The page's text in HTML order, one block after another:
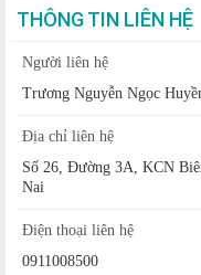
THÔNG TIN LIÊN HỆ
Người liên hệ
Trương Nguyễn Ngọc
Địa chỉ liên hệ
Số 26, Đường 3A, KCN
Nai
Điện thoại liên hệ
0911008500